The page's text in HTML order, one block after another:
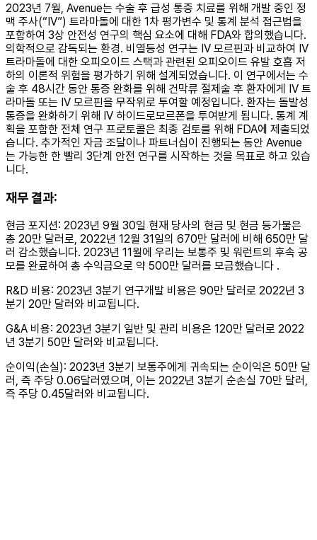
2023년 7월, Avenue는 수술 후 급성 통증 치료를 위해 개발 중인 정
맥 주사(“IV”) 트라마돌에 대한 1차 평가변수 및 통계 분석 접근법을
포함하여 3상 안전성 연구의 핵심 요소에 대해 FDA와 합의했습니다.
의학적으로 감독되는 환경. 비열등성 연구는 IV 모르핀과 비교하여 IV
트라마돌에 대한 오피오이드 스택과 관련된 오피오이드 유발 호흡 저
하의 이론적 위험을 평가하기 위해 설계되었습니다. 이 연구에서는 수
술 후 48시간 동안 통증 완화를 위해 건막류 절제술 후 환자에게 IV 트
라마돌 또는 IV 모르핀을 무작위로 투여할 예정입니다. 환자는 돌발성
통증을 완화하기 위해 IV 하이드로모르폰을 투여받게 됩니다. 통계 계
획을 포함한 전체 연구 프로토콜은 최종 검토를 위해 FDA에 제출되었
습니다. 추가적인 자금 조달이나 파트너십이 진행되는 동안 Avenue
는 가능한 한 빨리 3단계 안전 연구를 시작하는 것을 목표로 하고 있습
니다.
재무 결과:
현금 포지션: 2023년 9월 30일 현재 당사의 현금 및 현금 등가물은
총 20만 달러로, 2022년 12월 31일의 670만 달러에 비해 650만 달
러 감소했습니다. 2023년 11월에 우리는 보통주 및 워런트의 후속 공
모를 완료하여 총 수익금으로 약 500만 달러를 모금했습니다 .
R&D 비용: 2023년 3분기 연구개발 비용은 90만 달러로 2022년 3
분기 20만 달러와 비교됩니다.
G&A 비용: 2023년 3분기 일반 및 관리 비용은 120만 달러로 2022
년 3분기 50만 달러와 비교됩니다.
순이익(손실): 2023년 3분기 보통주에게 귀속되는 순이익은 50만 달
러, 즉 주당 0.06달러였으며, 이는 2022년 3분기 순손실 70만 달러,
즉 주당 0.45달러와 비교됩니다.